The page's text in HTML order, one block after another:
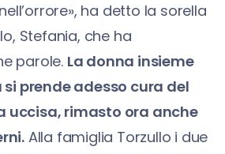
ha detto la sorella
Stefania, che ha
parole. La donna insieme
prende adesso cura del
uccisa, rimasto ora anche
Alla famiglia Torzullo i due